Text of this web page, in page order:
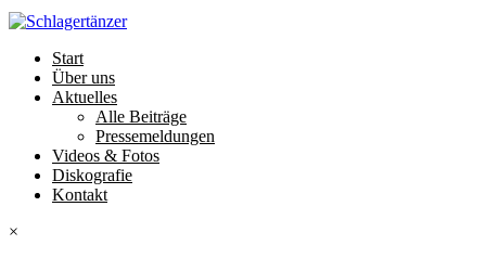
Start
Über uns
Aktuelles
Alle Beiträge
Pressemeldungen
Videos & Fotos
Diskografie
Kontakt
×